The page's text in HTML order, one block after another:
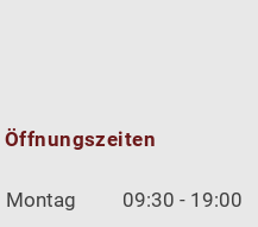
Öffnungszeiten
Montag
09:30 - 19:00